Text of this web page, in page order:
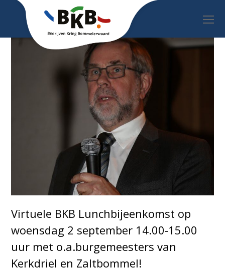
Virtuele BKB Lunchbijeenkomst op
woensdag 2 september 14.00-15.00
uur met o.a.burgemeesters van
Kerkdriel en Zaltbommel!